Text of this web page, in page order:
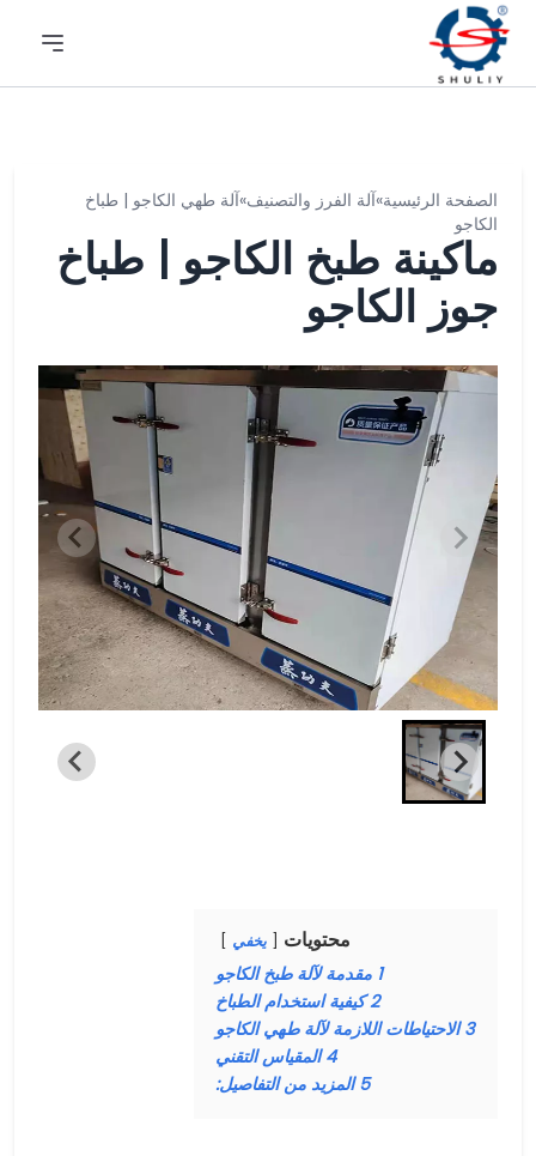
الصفحة الرئيسية»آلة الفرز والتصنيف»آلة طهي الكاجو | طباخ
الكاجو
ماكينة طبخ الكاجو | طباخ
جوز الكاجو
محتويات يخفي
1 مقدمة لآلة طبخ الكاجو
2 كيفية استخدام الطباخ
3 الاحتياطات اللازمة لآلة طهي الكاجو
4 المقياس التقني
5 المزيد من التفاصيل: